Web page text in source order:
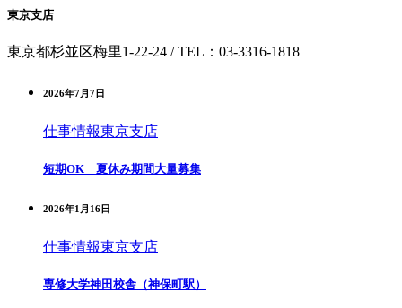
東京支店
東京都杉並区梅里1-22-24 /TEL：03-3316-1818
2026年7月7日
仕事情報東京支店
短期OK 夏休み期間大量募集
2026年1月16日
仕事情報東京支店
専修大学神田校舎（神保町駅）